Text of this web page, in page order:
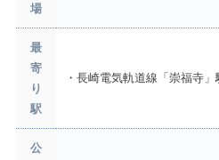
場
最
寄
り
駅
・長崎電気軌道線「崇福寺
公